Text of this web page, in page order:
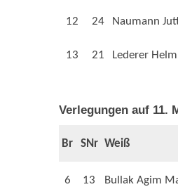
12 24 Naumann
13 21 Lederer
Verlegungen auf 11.
Br SNr Weiß
6 13 Bullak Agim